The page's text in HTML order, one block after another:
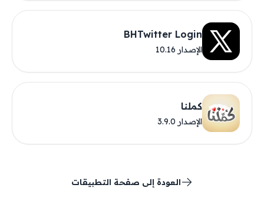
BHTwitter Login
الإصدار 10.16
كملنا
الإصدار 3.9.0
العودة إلى صفحة التطبيقات